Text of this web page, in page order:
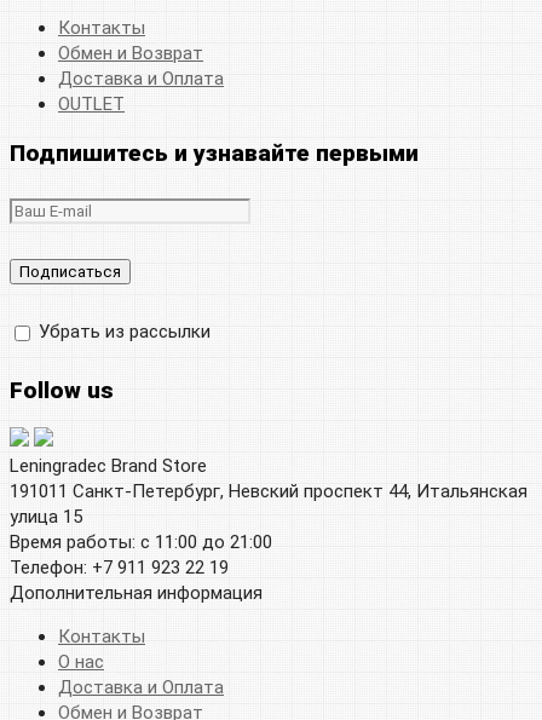
Контакты
Обмен и Возврат
Доставка и Оплата
OUTLET
Подпишитесь и узнавайте первыми
Убрать из рассылки
Follow us
Leningradec Brand Store
191011 Санкт-Петербург, Невский проспект 44, Итальянская
улица 15
Время работы: с 11:00 до 21:00
Телефон: +7 911 923 22 19
Дополнительная информация
Контакты
О нас
Доставка и Оплата
Обмен и Возврат